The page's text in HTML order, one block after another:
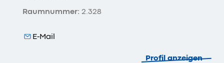
E-Mail
Raumnummer: 2.328
Profil anzeigen